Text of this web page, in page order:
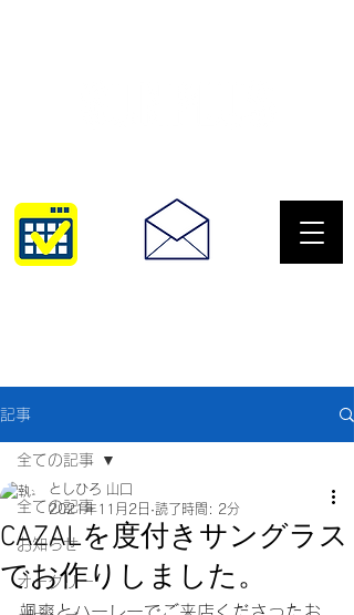
記事
全ての記事
お知らせ
オークリー
全ての記事
CAZALを度付きサングラス
でお作りしました。
としひろ 山口
2021年11月2日 読了時間: 2分